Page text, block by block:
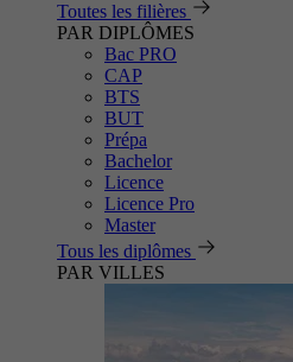
Toutes les filières
PAR DIPLÔMES
Bac PRO
CAP
BTS
BUT
Prépa
Bachelor
Licence
Licence Pro
Master
Tous les diplômes
PAR VILLES